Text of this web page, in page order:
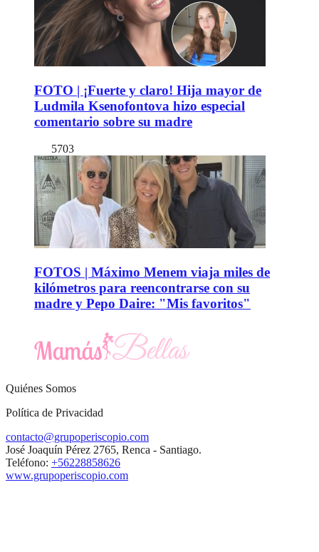
FOTO | ¡Fuerte y claro! Hija mayor de
Ludmila Ksenofontova hizo especial
comentario sobre su madre
5703
FOTOS | Máximo Menem viaja miles de
kilómetros para reencontrarse con su
madre y Pepo Daire: "Mis favoritos"
Quiénes Somos
Política de Privacidad
contacto@grupoperiscopio.com
José Joaquín Pérez 2765, Renca - Santiago.
Teléfono: +56228858626
www.grupoperiscopio.com